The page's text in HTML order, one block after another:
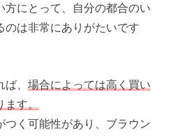
方にとって、自分の都合のい
のは非常にありがたいです
ば、場合によっては高く買い
す。
つく可能性があり、ブラウン